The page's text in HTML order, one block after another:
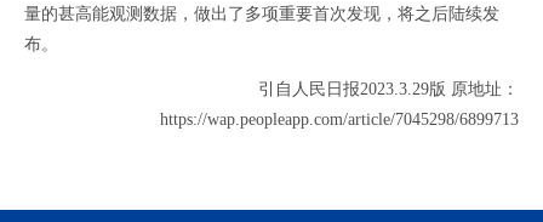
量的甚高能观测数据，做出了多项重要首次发现，将之后陆续发
布。
引自人民日报2023.3.29版 原地址：
https://wap.peopleapp.com/article/7045298/6899713